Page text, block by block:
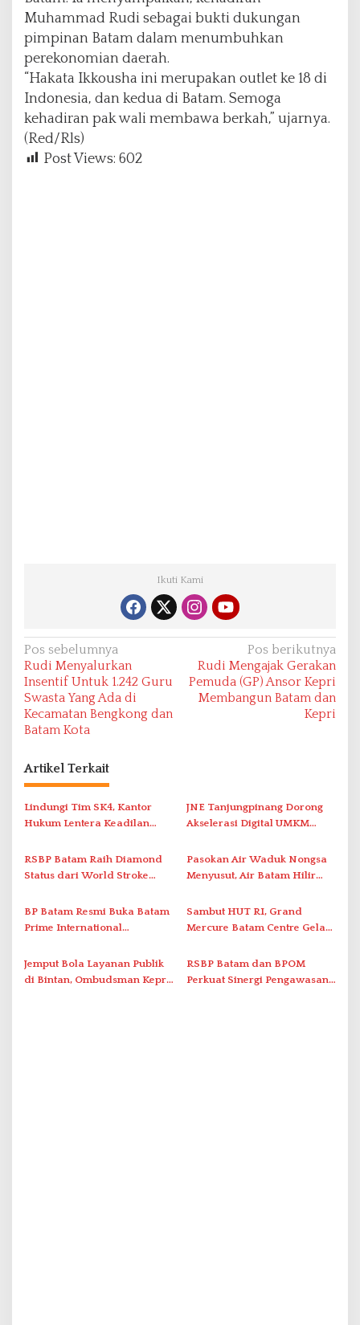
Muhammad Rudi sebagai bukti dukungan
pimpinan Batam dalam menumbuhkan
perekonomian daerah.
“Hakata Ikkousha ini merupakan outlet ke 18 di
Indonesia, dan kedua di Batam. Semoga
kehadiran pak wali membawa berkah,” ujarnya.
(Red/Rls)
Post Views: 602
Ikuti Kami
N
a
v
i
g
a
s
i
p
o
s
Pos sebelumnya
Rudi Menyalurkan
Insentif Untuk 1.242 Guru
Swasta Yang Ada di
Kecamatan Bengkong dan
Batam Kota
Pos berikutnya
Rudi Mengajak Gerakan
Pemuda (GP) Ansor Kepri
Membangun Batam dan
Kepri
Artikel Terkait
Lindungi Tim SK4, Kantor
Hukum Lentera Keadilan
Perlawanan ke Petugas di
Bukik Batarah
JNE Tanjungpinang Dorong
Akselerasi Digital UMKM
2026
RSBP Batam Raih Diamond
Status dari World Stroke
Penanganan Stroke
Berstandar Internasional
Pasokan Air Waduk Nongsa
Menyusut, Air Batam Hilir
Antar-IPAM
BP Batam Resmi Buka Batam
Prime International
2026 di Stadion Temenggung
Abdul Jamal
Sambut HUT RI, Grand
Mercure Batam Centre Gelar
Nusantara’
Jemput Bola Layanan Publik
di Bintan, Ombudsman Kepri
RSBP Batam dan BPOM
Perkuat Sinergi Pengawasan